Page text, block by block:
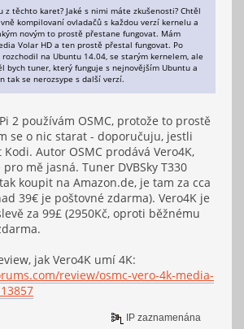
z těchto karet? Jaké s nimi máte zkušenosti? Chtěl
kompilovaní ovladačů s každou verzí kernelu a
novým to prostě přestane fungovat. Mám
Volar HD a ten prostě přestal fungovat. Po
na Ubuntu 14.04, se starým kernelem, ale
bych tuner, který funguje s nejnovějším Ubuntu a
tak se nerozsype s další verzí.
2 používám OSMC, protože to prostě
se o nic starat - doporučuju, jestli
Autor OSMC prodává Vero4K,
mě jasná. Tuner DVBSky T330
koupit na Amazon.de, je tam za cca
39€ je poštovné zdarma). Vero4K je
za 99£ (2950Kč, oproti běžnému
jak Vero4K umí 4K:
review/osmc-vero-4k-media-
IP zaznamenána